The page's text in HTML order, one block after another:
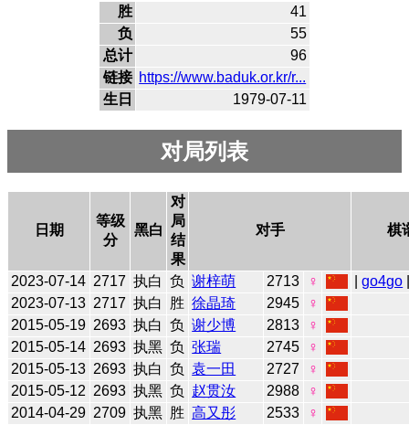
胜
41
负
55
总计
96
链接 https://www.baduk.or.kr/r...
生日
1979-07-11
对局列表
日期
等级
分
黑白
对
局
结
果
对手 棋
2023-07-14 2717 执白 负 谢梓萌 2713 ♀ |go4go
2023-07-13 2717 执白 胜 徐晶琦 2945
♀
2015-05-19 2693 执白 负 谢少博 2813
♀
2015-05-14 2693 执黑 负 张瑞 2745
♀
2015-05-13 2693 执白 负 袁一田 2727
♀
2015-05-12 2693 执黑 负 赵贯汝 2988
♀
2014-04-29 2709 执黑 胜 高又彤 2533
♀